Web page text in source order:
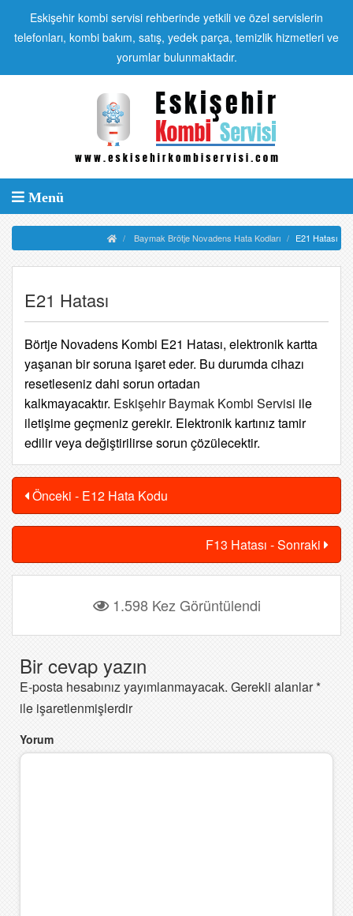
Eskişehir kombi servisi rehberinde yetkili ve özel servislerin
telefonları, kombi bakım, satış, yedek parça, temizlik hizmetleri ve
yorumlar bulunmaktadır.
Menü
Baymak Brötje Novadens Hata Kodları E21 Hatası
E21 Hatası
Börtje Novadens Kombi E21 Hatası, elektronik kartta
yaşanan bir soruna işaret eder. Bu durumda cihazı
resetleseniz dahi sorun ortadan
kalkmayacaktır. Eskişehir Baymak Kombi Servisi ile
iletişime geçmeniz gerekir. Elektronik kartınız tamir
edilir veya değiştirilirse sorun çözülecektir.
Önceki - E12 Hata Kodu
F13 Hatası - Sonraki
1.598 Kez Görüntülendi
Bir cevap yazın
E-posta hesabınız yayımlanmayacak. Gerekli alanlar*
ile işaretlenmişlerdir
Yorum